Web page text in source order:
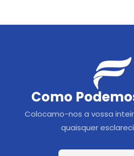
Como
Colocamo-nos a vossa
quaisquer